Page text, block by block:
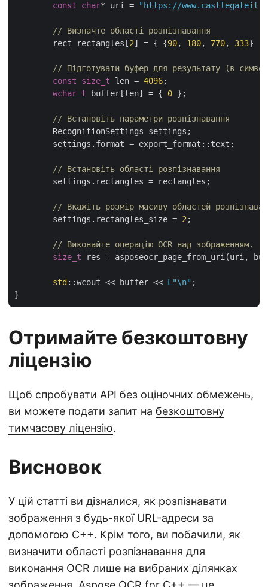
const
char* uri = "https://
// Визначте області розпізнавання
	rect rectangles[
2] = { {90, 180, 770, 333} ,
// Підготувати буфер для результату (в
const
size_t len = 4096;
wchar_t buffer[len] = { 0 };
// Встановіть параметри розпізнавання
// Встановіть області розпізнавання
// Вкажіть розмір масиву областей
	settings.rectangles_size =
2 ;
// Виконайте операцію OCR над зображенням.
size_t res = asposeocr_page_from_uri(uri,
std ::wcout << buffer << L"\n" ;
Отримайте безкоштовну
ліцензію
Щоб спробувати API без оціночних обмежень,
ви можете подати запит на безкоштовну
тимчасову ліцензію.
Висновок
У цій статті ви дізналися, як розпізнавати
зображення з будь-якої URL-адреси за
допомогою C++. Крім того, ви побачили, як
визначити області розпізнавання для
виконання OCR лише на вибраних ділянках